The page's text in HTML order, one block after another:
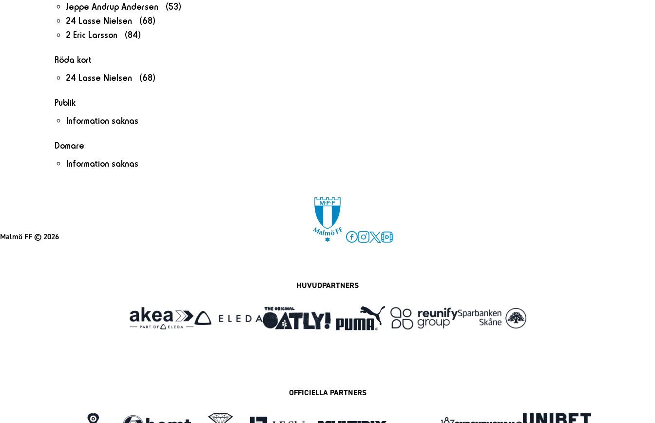
Jeppe Andrup Andersen (53)
24 Lasse Nielsen (68)
2 Eric Larsson (84)
Röda kort
24 Lasse Nielsen (68)
Publik
Information saknas
Domare
Information saknas
Malmö FF© 2026
HUVUDPARTNERS
OFFICIELLA PARTNERS